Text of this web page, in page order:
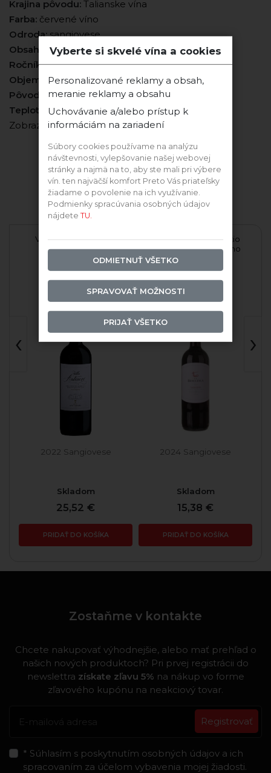
Krajina pôvodu: Talianske vína
Farba: červené víno
Odroda: sangiovese
Obsah cukru: suché
Ročník:2018
Objem:
0,750l
Pôvod hrozna:Montalcino, Taliansko
Teplota podávania:18-19°C
Zobraziť viac vlastností
Vinárstvo Poggio Antico
Ďalšie vína tejto odrody
Villa Antinori Chianti
Classico Riserva
Antinori
2022 Sangiovese
Skladom
25,52 €
PRIDAŤ DO KOŠÍKA
La Braccesca Sabazio
Rosso Montepulciano
suché 2024
Antinori
2024 Sangiovese
Skladom
15,38 €
PRIDAŤ DO KOŠÍKA
‹ ›
Zostaňme v kontakte
Chcete nakupovať výhodnejšie, alebo mať prehľad o
našich nových produktoch? Pri prvej registrácii do
newslettra získate zľavu 5% na nákup vo forme
zľavového kupónu na neakciový tovar.
Registrovať
* Súhlasím s poskytnutím osobných údajov a ich
spracovaním za účelom vybavenia mojej žiadosti.
Vyberte si skvelé vína a cookies
Personalizované reklamy a obsah,
meranie reklamy a obsahu
Uchovávanie a/alebo prístup k
informáciám na zariadení
Súbory cookies používame na analýzu
návštevnosti, vylepšovanie našej webovej
stránky a najmä na to, aby ste mali pri výbere
vín. ten najväčší komfort Preto Vás priateľsky
žiadame o povolenie na ich využívanie.
Podmienky spracúvania osobných údajov
nájdeteTU.
ODMIETNUŤ VŠETKO
SPRAVOVAŤ MOŽNOSTI
PRIJAŤ VŠETKO